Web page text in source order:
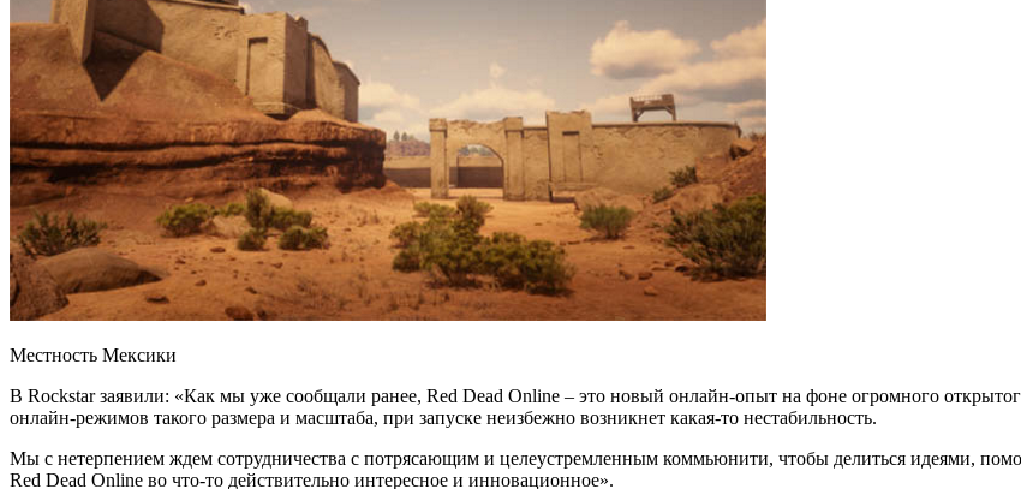
Местность Мексики
В Rockstar заявили: «Как мы уже сообщали ранее, Red Dead Online – это новый онлайн-опыт на фоне огромного
онлайн-режимов такого размера и масштаба, при запуске неизбежно возникнет какая-то нестабильность.
Мы с нетерпением ждем сотрудничества с потрясающим и целеустремленным коммьюнити, чтобы делиться идеями,
Red Dead Online во что-то действительно интересное и инновационное».